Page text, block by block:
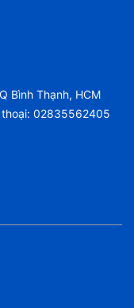
Bình Thạnh, HCM
02835562405